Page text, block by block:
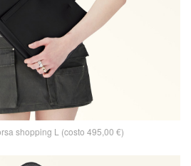
shopping L (costo 495,00 €)